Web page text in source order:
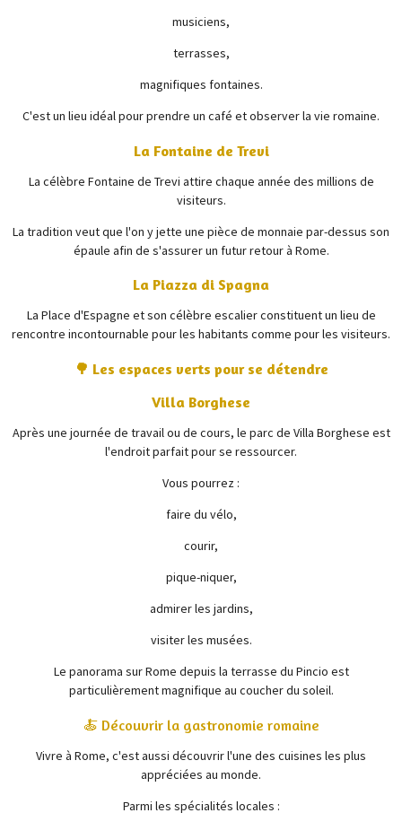
musiciens,
terrasses,
magnifiques fontaines.
C'est un lieu idéal pour prendre un café et observer la vie romaine.
La Fontaine de Trevi
La célèbre Fontaine de Trevi attire chaque année des millions de
visiteurs.
La tradition veut que l'on y jette une pièce de monnaie par-dessus son
épaule afin de s'assurer un futur retour à Rome.
La Piazza di Spagna
La Place d'Espagne et son célèbre escalier constituent un lieu de
rencontre incontournable pour les habitants comme pour les visiteurs.
🌳 Les espaces verts pour se détendre
Villa Borghese
Après une journée de travail ou de cours, le parc de Villa Borghese est
l'endroit parfait pour se ressourcer.
Vous pourrez :
faire du vélo,
courir,
pique-niquer,
admirer les jardins,
visiter les musées.
Le panorama sur Rome depuis la terrasse du Pincio est
particulièrement magnifique au coucher du soleil.
🍝 Découvrir la gastronomie romaine
Vivre à Rome, c'est aussi découvrir l'une des cuisines les plus
appréciées au monde.
Parmi les spécialités locales :